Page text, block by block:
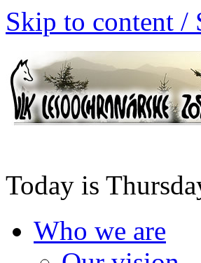
Skip to content /
Today is
Who we are